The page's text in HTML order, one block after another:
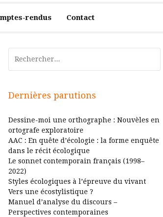
rendus Contact
Dernières parutions
Dessine-moi une orthographe : Nouvèles en
ortografe exploratoire
AAC : En quête d’écologie : la forme enquête
dans le récit écologique
Le sonnet contemporain français (1998–
2022)
Styles écologiques à l’épreuve du vivant
Vers une écostylistique ?
Manuel d’analyse du discours –
Perspectives contemporaines